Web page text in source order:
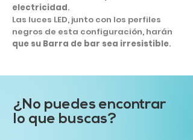
electricidad.
Las luces LED, junto con los perfiles
negros de esta configuración, harán
que su Barra de bar sea irresistible.
¿No puedes encontrar
lo que buscas?